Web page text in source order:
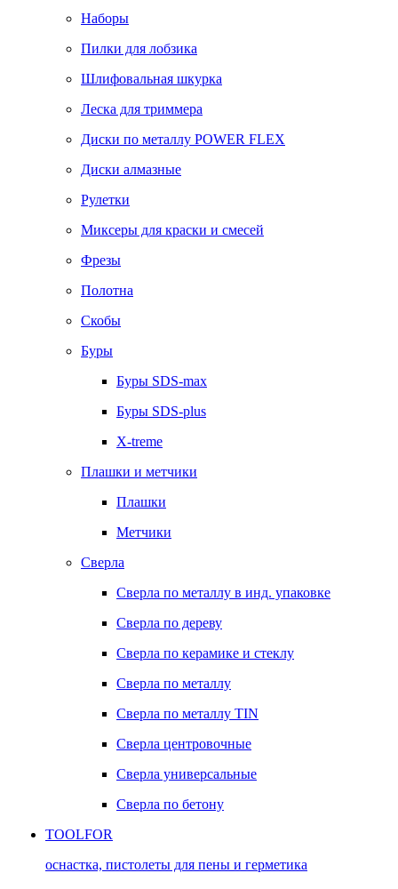
Наборы
Пилки для лобзика
Шлифовальная шкурка
Леска для триммера
Диски по металлу POWER FLEX
Диски алмазные
Рулетки
Миксеры для краски и смесей
Фрезы
Полотна
Скобы
Буры
Буры SDS-max
Буры SDS-plus
X-treme
Плашки и метчики
Плашки
Метчики
Сверла
Сверла по металлу в инд. упаковке
Сверла по дереву
Сверла по керамике и стеклу
Сверла по металлу
Сверла по металлу TIN
Сверла центровочные
Сверла универсальные
Сверла по бетону
TOOLFOR
оснастка, пистолеты для пены и герметика